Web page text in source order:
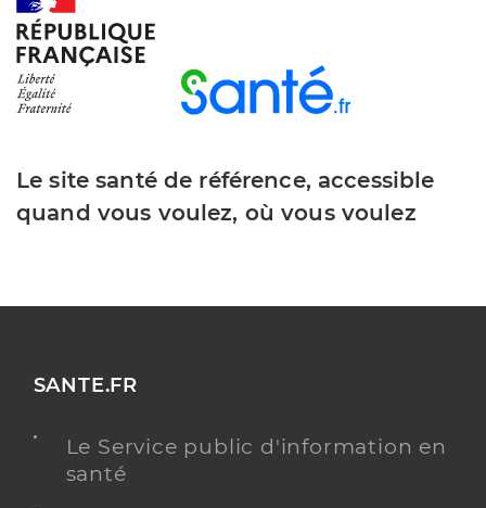
Le site santé de référence, accessible
quand vous voulez, où vous voulez
SANTE.FR
Le Service public d'information en
santé